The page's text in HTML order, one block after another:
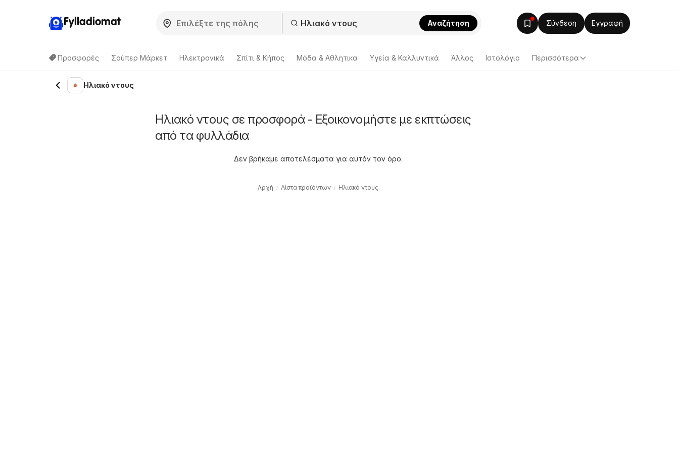
Fylladiomat Αναζήτηση Σύνδεση Εγγραφή
Προσφορές Σούπερ Μάρκετ Hλεκτρονικά Σπίτι & Κήπος Μόδα & Aθλητικα Υγεία & Καλλυντικά Άλλος Ιστολόγιο Περισσότερα
Ηλιακό ντους
Ηλιακό ντους σε προσφορά - Εξοικονομήστε με εκπτώσεις
από τα φυλλάδια
Δεν βρήκαμε αποτελέσματα για αυτόν τον όρο.
Αρχή Λίστα προϊόντων Ηλιακό ντους